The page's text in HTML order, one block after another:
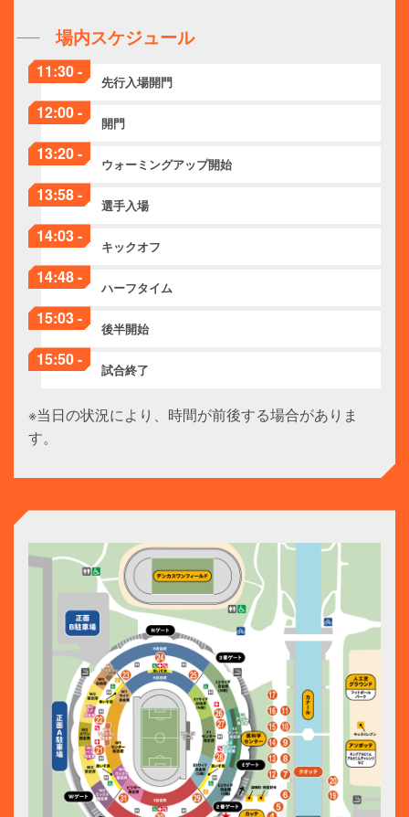
場内スケジュール
11:30 -
先行入場開門
12:00 -
開門
13:20 -
ウォーミングアップ開始
13:58 -
選手入場
14:03 -
キックオフ
14:48 -
ハーフタイム
15:03 -
後半開始
15:50 -
試合終了
※当日の状況により、時間が前後する場合がありま
す。